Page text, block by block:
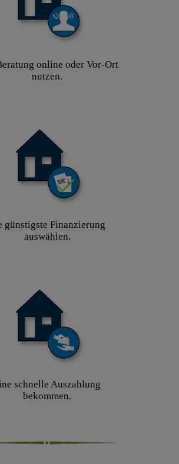
online oder Vor-Ort
nutzen.
günstigste Finanzierung
auswählen.
schnelle Auszahlung
bekommen.